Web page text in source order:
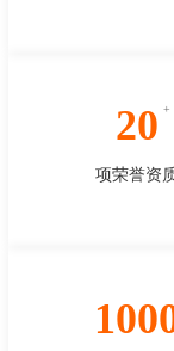
20
项荣誉资